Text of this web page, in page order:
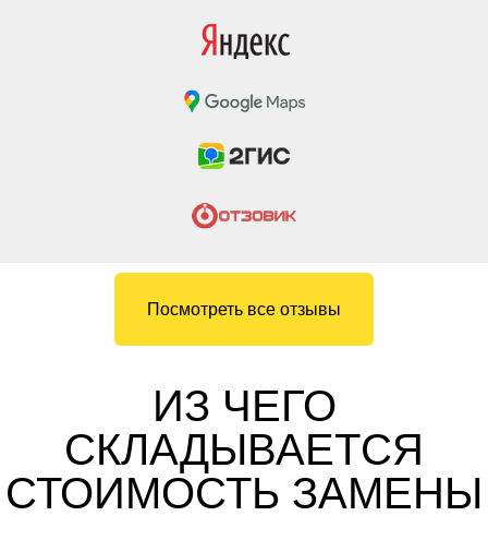
Посмотреть все отзывы
ИЗ ЧЕГО
СКЛАДЫВАЕТСЯ
СТОИМОСТЬ ЗАМЕНЫ